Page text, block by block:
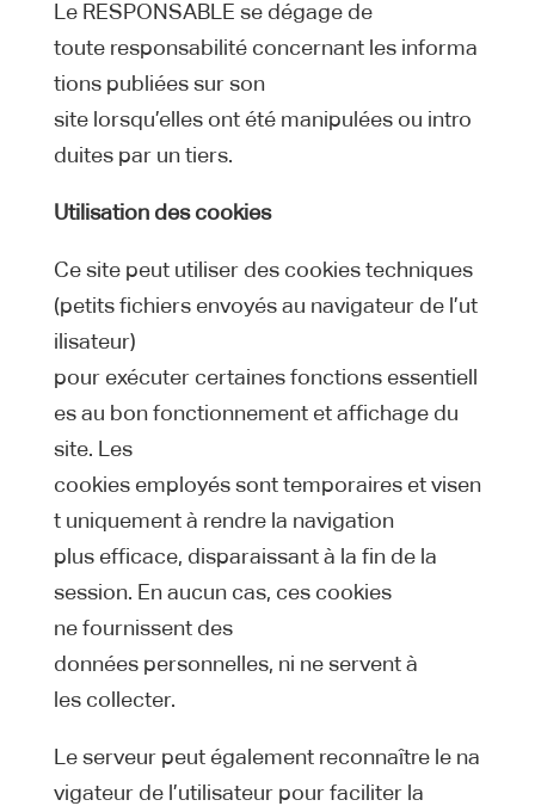
Le RESPONSABLE se dégage de
toute responsabilité concernant les informa
tions publiées sur son
site lorsqu’elles ont été manipulées ou intro
duites par un tiers.
Utilisation des cookies
Ce site peut utiliser des cookies techniques
(petits fichiers envoyés au navigateur de l’ut
ilisateur)
pour exécuter certaines fonctions essentiell
es au bon fonctionnement et affichage du
site. Les
cookies employés sont temporaires et visen
t uniquement à rendre la navigation
plus efficace, disparaissant à la fin de la
session. En aucun cas, ces cookies
ne fournissent des
données personnelles, ni ne servent à
les collecter.
Le serveur peut également reconnaître le na
vigateur de l’utilisateur pour faciliter la